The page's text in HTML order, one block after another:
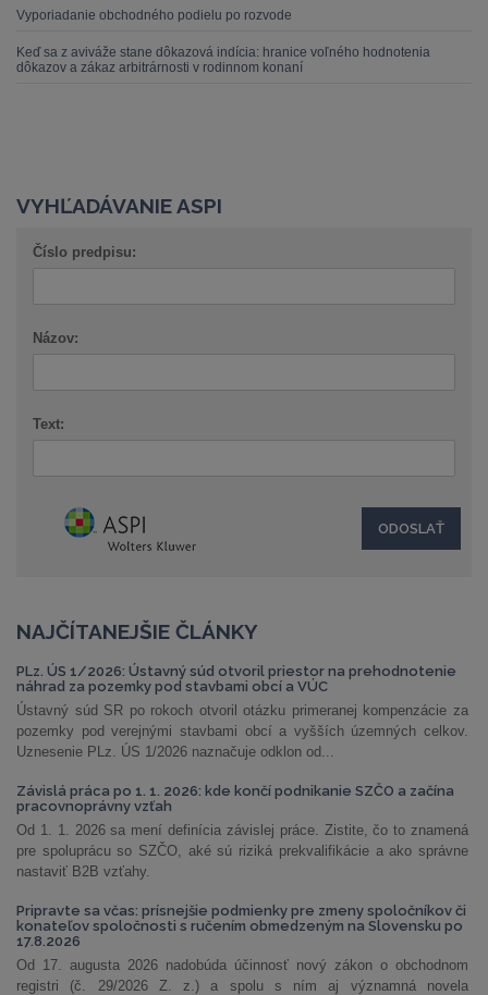
Vyporiadanie obchodného podielu po rozvode
Keď sa z aviváže stane dôkazová indícia: hranice voľného hodnotenia
dôkazov a zákaz arbitrárnosti v rodinnom konaní
VYHĽADÁVANIE ASPI
Číslo predpisu:
Názov:
Text:
NAJČÍTANEJŠIE ČLÁNKY
PLz. ÚS 1/2026: Ústavný súd otvoril priestor na prehodnotenie
náhrad za pozemky pod stavbami obcí a VÚC
Ústavný súd SR po rokoch otvoril otázku primeranej kompenzácie za
pozemky pod verejnými stavbami obcí a vyšších územných celkov.
Uznesenie PLz. ÚS 1/2026 naznačuje odklon od...
Závislá práca po 1. 1. 2026: kde končí podnikanie SZČO a začína
pracovnoprávny vzťah
Od 1. 1. 2026 sa mení definícia závislej práce. Zistite, čo to znamená
pre spoluprácu so SZČO, aké sú riziká prekvalifikácie a ako správne
nastaviť B2B vzťahy.
Pripravte sa včas: prísnejšie podmienky pre zmeny spoločníkov či
konateľov spoločnosti s ručením obmedzeným na Slovensku po
17.8.2026
Od 17. augusta 2026 nadobúda účinnosť nový zákon o obchodnom
registri (č. 29/2026 Z. z.) a spolu s ním aj významná novela